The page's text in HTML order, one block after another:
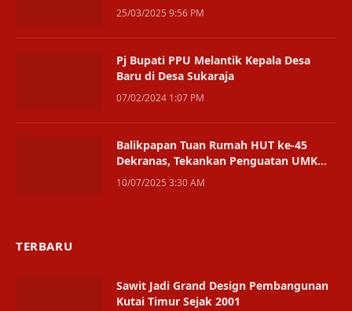
25/03/2025 9:56 PM
Pj Bupati PPU Melantik Kepala Desa
Baru di Desa Sukaraja
07/02/2024 1:07 PM
Balikpapan Tuan Rumah HUT ke-45
Dekranas, Tekankan Penguatan UMKM
dan Pasar Global
10/07/2025 3:30 AM
TERBARU
Sawit Jadi Grand Design Pembangunan
Kutai Timur Sejak 2001